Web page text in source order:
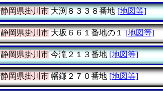
静岡県掛川市大渕８３３８番地 [地図等]
静岡県掛川市大坂６６１番地の１ [地図等]
静岡県掛川市今滝２１３番地 [地図等]
静岡県掛川市幡鎌２７０番地 [地図等]